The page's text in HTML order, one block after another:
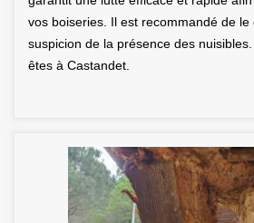
vos boiseries. Il est recommandé de le
suspicion de la présence des
êtes à Castandet.